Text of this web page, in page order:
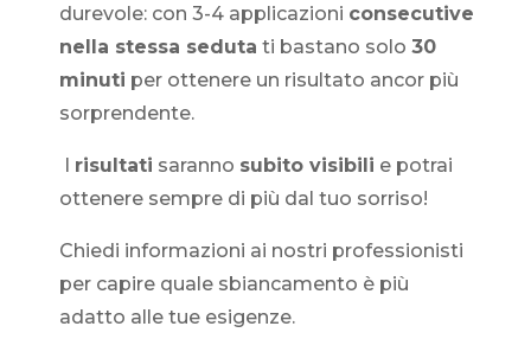
durevole: con 3-4 applicazioni consecutive
nella stessa seduta ti bastano solo 30
minuti per ottenere un risultato ancor più
sorprendente.
I risultati saranno subito visibili e potrai
ottenere sempre di più dal tuo sorriso!
Chiedi informazioni ai nostri professionisti
per capire quale sbiancamento è più
adatto alle tue esigenze.